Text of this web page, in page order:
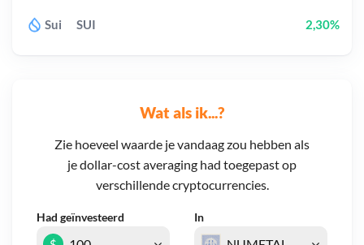
Wat als ik...?
Zie hoeveel waarde je vandaag zou hebben als
je dollar-cost averaging had toegepast op
verschillende cryptocurrencies.
Had geïnvesteerd In
Sui SUI 2,30%